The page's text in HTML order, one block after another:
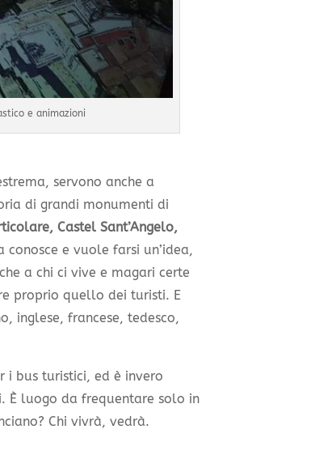
e animazioni
servono anche a
di grandi monumenti di
Castel Sant’Angelo,
conosce e vuole farsi un’idea,
a chi ci vive e magari certe
proprio quello dei turisti. E
inglese, francese, tedesco,
i bus turistici, ed è invero
È luogo da frequentare solo in
Chi vivrà, vedrà.